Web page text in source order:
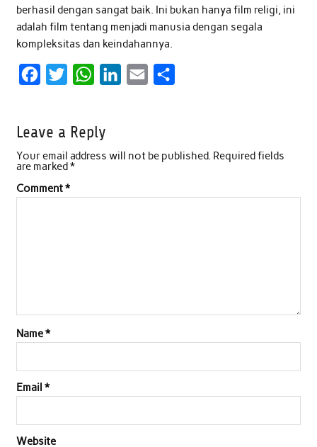
berhasil dengan sangat baik. Ini bukan hanya film religi, ini
adalah film tentang menjadi manusia dengan segala
kompleksitas dan keindahannya.
e
b
o
t
r
W
t
s
p
e
I
l
e
Leave a Reply
Your email address will not be published. Required fields
are marked *
Comment*
Name*
Email *
Website